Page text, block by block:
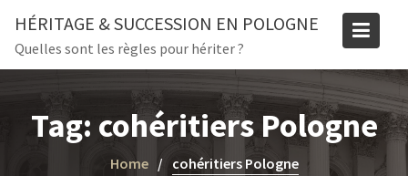
content
HÉRITAGE & SUCCESSION EN POLOGNE
Quelles sont les règles pour hériter ?
Tag: cohéritiers Pologne
Home cohéritiers Pologne